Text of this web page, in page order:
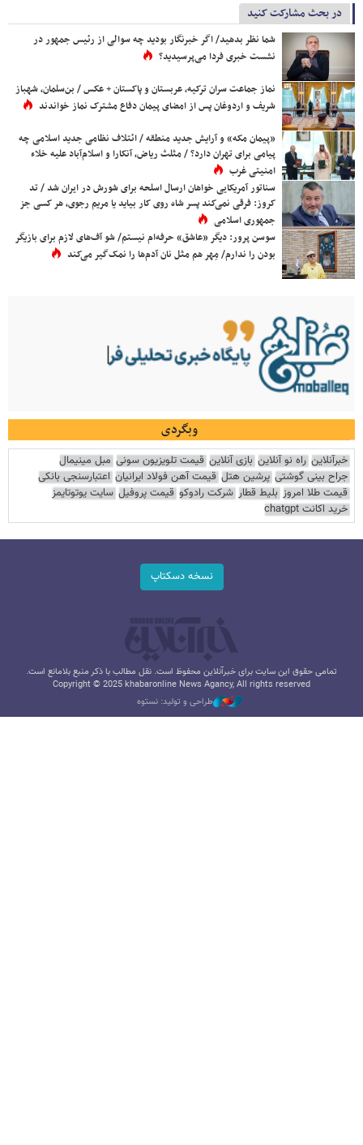
در بحث مشارکت کنید
شما نظر بدهید/ اگر خبرنگار بودید چه سوالی از رئیس جمهور در
نشست خبری فردا می‌پرسیدید؟
نماز جماعت سران ترکیه، عربستان و پاکستان + عکس / بن‌سلمان، شهباز
شریف و اردوغان پس از امضای پیمان دفاع مشترک نماز خواندند
«پیمان مکه» و آرایش جدید منطقه / ائتلاف نظامی جدید اسلامی چه
پیامی برای تهران دارد؟ / مثلث ریاض، آنکارا و اسلام‌آباد علیه خلاء
امنیتی غرب
سناتور آمریکایی خواهان ارسال اسلحه برای شورش در ایران شد / تد
کروز: فرقی نمی‌کند پسر شاه روی کار بیاید یا مریم رجوی، هر کسی جز
جمهوری اسلامی
سوسن پرور: دیگر «عاشق» حرفه‌ام نیستم/ شو آف‌های لازم برای بازیگر
بودن را ندارم/ مِهر هم مثل نان آدم‌ها را نمک‌گیر می‌کند
وبگردی
خبرآنلاین راه نو آنلاین بازی آنلاین قیمت تلویزیون سونی مبل مینیمال
جراح بینی گوشتی پرشین هتل قیمت آهن فولاد ایرانیان اعتبارسنجی بانکی
قیمت طلا امروز بلیط قطار شرکت رادوکو قیمت پروفیل سایت یوتوتایمز
خرید اکانت chatgpt
نسخه دسکتاپ
تمامی حقوق این سایت برای خبرآنلاین محفوظ است. نقل مطالب با ذکر منبع بلامانع است.
Copyright © 2025 khabaronline News Agancy, All rights reserved
طراحی و تولید: نستوه